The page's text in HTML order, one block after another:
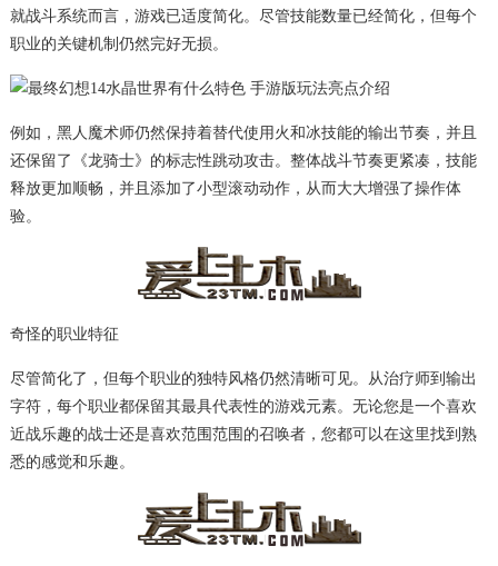
就战斗系统而言，游戏已适度简化。尽管技能数量已经简化，但每个
职业的关键机制仍然完好无损。
例如，黑人魔术师仍然保持着替代使用火和冰技能的输出节奏，并且
还保留了《龙骑士》的标志性跳动攻击。整体战斗节奏更紧凑，技能
释放更加顺畅，并且添加了小型滚动动作，从而大大增强了操作体
验。
奇怪的职业特征
尽管简化了，但每个职业的独特风格仍然清晰可见。从治疗师到输出
字符，每个职业都保留其最具代表性的游戏元素。无论您是一个喜欢
近战乐趣的战士还是喜欢范围范围的召唤者，您都可以在这里找到熟
悉的感觉和乐趣。